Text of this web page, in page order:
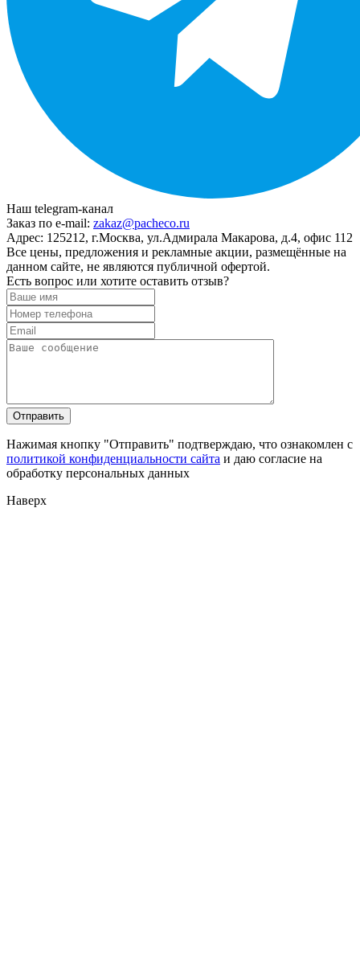
Наш telegram-канал
Заказ по e-mail: zakaz@pacheco.ru
Адрес: 125212, г.Москва, ул.Адмирала Макарова, д.4, офис 112
Все цены, предложения и рекламные акции, размещённые на
данном сайте, не являются публичной офертой.
Есть вопрос или хотите оставить отзыв?
Нажимая кнопку "Отправить" подтверждаю, что ознакомлен с
политикой конфиденциальности сайта и даю согласие на
обработку персональных данных
Наверх